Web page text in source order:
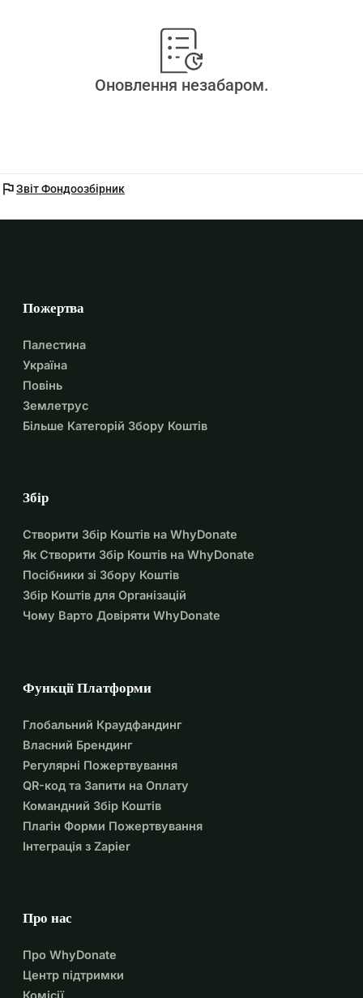
Оновлення незабаром.
flagЗвіт Фондоозбірник
Пожертва
Палестина
Україна
Повінь
Землетрус
Більше Категорій Збору Коштів
Збір
Створити Збір Коштів на WhyDonate
Як Створити Збір Коштів на WhyDonate
Посібники зі Збору Коштів
Збір Коштів для Організацій
Чому Варто Довіряти WhyDonate
Функції Платформи
Глобальний Краудфандинг
Власний Брендинг
Регулярні Пожертвування
QR-код та Запити на Оплату
Командний Збір Коштів
Плагін Форми Пожертвування
Інтеграція з Zapier
Про нас
Про WhyDonate
Центр підтримки